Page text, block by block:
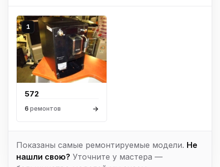
1
572
6 ремонтов →
Показаны самые ремонтируемые модели. Не
нашли свою? Уточните у мастера —